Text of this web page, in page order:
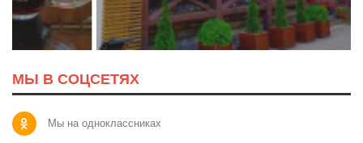
МЫ В СОЦСЕТЯХ
Мы на одноклассниках